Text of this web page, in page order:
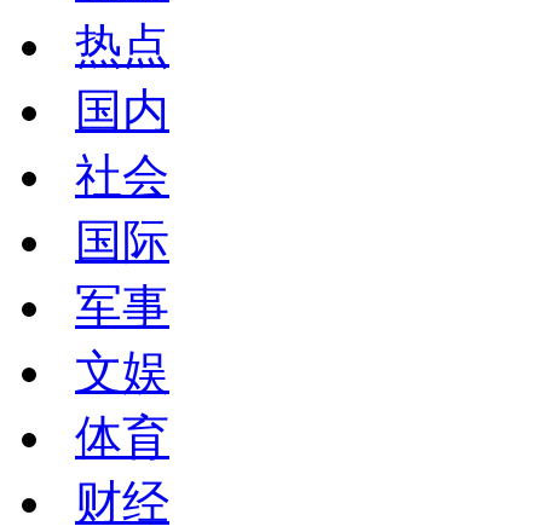
热点
国内
社会
国际
军事
文娱
体育
财经